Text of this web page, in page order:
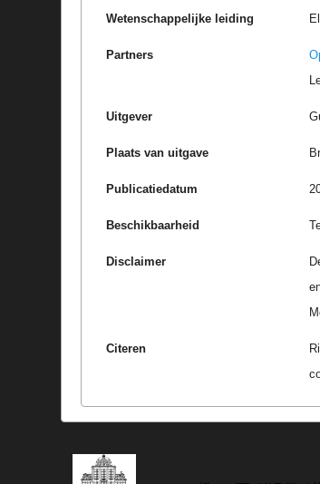
Wetenschappelijke leiding
Partners
Uitgever
Plaats van uitgave
Publicatiedatum
Beschikbaarheid
Disclaimer
Citeren